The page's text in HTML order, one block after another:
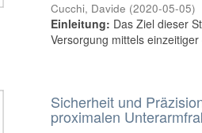
Cucchi, Davide (2020-05-05)
Einleitung: Das Ziel dieser
Versorgung mittels
Sicherheit und
proximalen